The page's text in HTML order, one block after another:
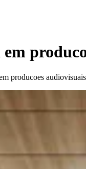
producoes